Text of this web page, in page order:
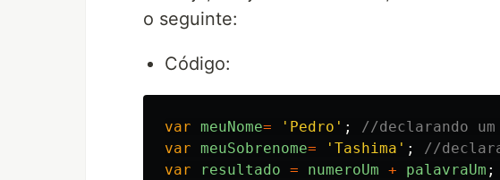
o seguinte:
Código:
var meuNome= ' Pedro ' ;
//declarando
var meuSobrenome= ' Tashima ' ;
//
var
resultado = numeroUm + palavraUm ;